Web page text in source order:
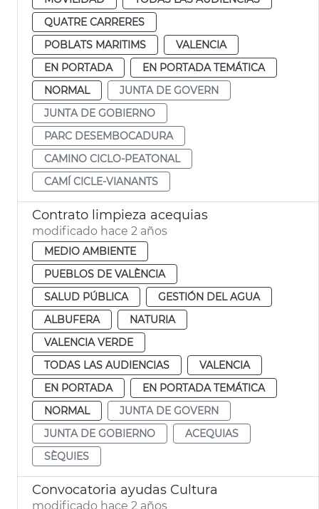
QUATRE CARRERES
POBLATS MARITIMS
VALENCIA
EN PORTADA
EN PORTADA TEMÁTICA
NORMAL
JUNTA DE GOVERN
JUNTA DE GOBIERNO
PARC DESEMBOCADURA
CAMINO CICLO-PEATONAL
CAMÍ CICLE-VIANANTS
Contrato limpieza acequias
modificado hace 2 años
MEDIO AMBIENTE
PUEBLOS DE VALÈNCIA
SALUD PÚBLICA
GESTIÓN DEL AGUA
ALBUFERA
NATURIA
VALENCIA VERDE
TODAS LAS AUDIENCIAS
VALENCIA
EN PORTADA
EN PORTADA TEMÁTICA
NORMAL
JUNTA DE GOVERN
JUNTA DE GOBIERNO
ACEQUIAS
SÈQUIES
Convocatoria ayudas Cultura
modificado hace 2 años